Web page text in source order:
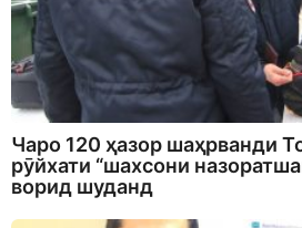
Чаро 120 ҳазор шаҳрванди
рӯйхати “шахсони
ворид шуданд